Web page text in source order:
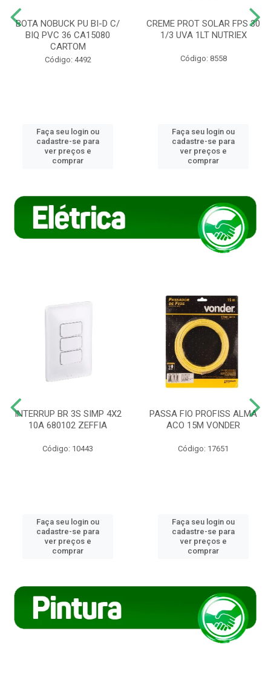
BOTA NOBUCK PU BI-D C/
BIQ PVC 36 CA15080
CARTOM
Código: 4492
Faça seu login ou
cadastre-se para
ver preços e
comprar
CREME PROT SOLAR FPS 30
1/3 UVA 1LT NUTRIEX
Código: 8558
Faça seu login ou
cadastre-se para
ver preços e
comprar
INTERRUP BR 3S SIMP 4X2
10A 680102 ZEFFIA
Código: 10443
Faça seu login ou
cadastre-se para
ver preços e
comprar
PASSA FIO PROFISS ALMA
ACO 15M VONDER
Código: 17651
Faça seu login ou
cadastre-se para
ver preços e
comprar